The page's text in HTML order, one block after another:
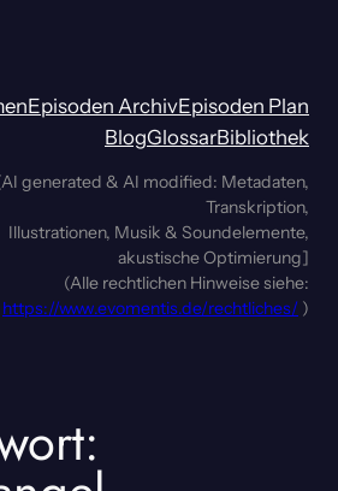
Episoden ArchivEpisoden Plan
BlogGlossarBibliothek
generated & AI modified: Metadaten,
Transkription,
Illustrationen, Musik & Soundelemente,
akustische Optimierung]
(Alle rechtlichen Hinweise siehe:
https://www.evomentis.de/rechtliches/ )